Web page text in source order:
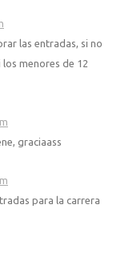
las entradas, si no
menores de 12
graciaass
para la carrera